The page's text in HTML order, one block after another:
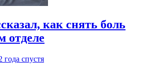
как снять боль
отделе
года спустя